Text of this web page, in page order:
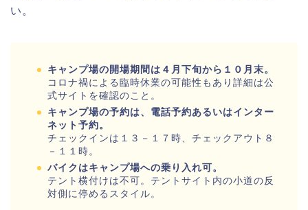
い。
キャンプ場の開場期間は４月下旬から１０月末。
コロナ禍による臨時休業の可能性もあり詳細は公
式サイトを確認のこと。
キャンプ場の予約は、電話予約あるいはインター
ネット予約。
チェックインは１３－１７時、チェックアウト８
－１１時。
バイクはキャンプ場への乗り入れ可。
テント横付けは不可。テントサイト内の小道の反
対側に停めるスタイル。